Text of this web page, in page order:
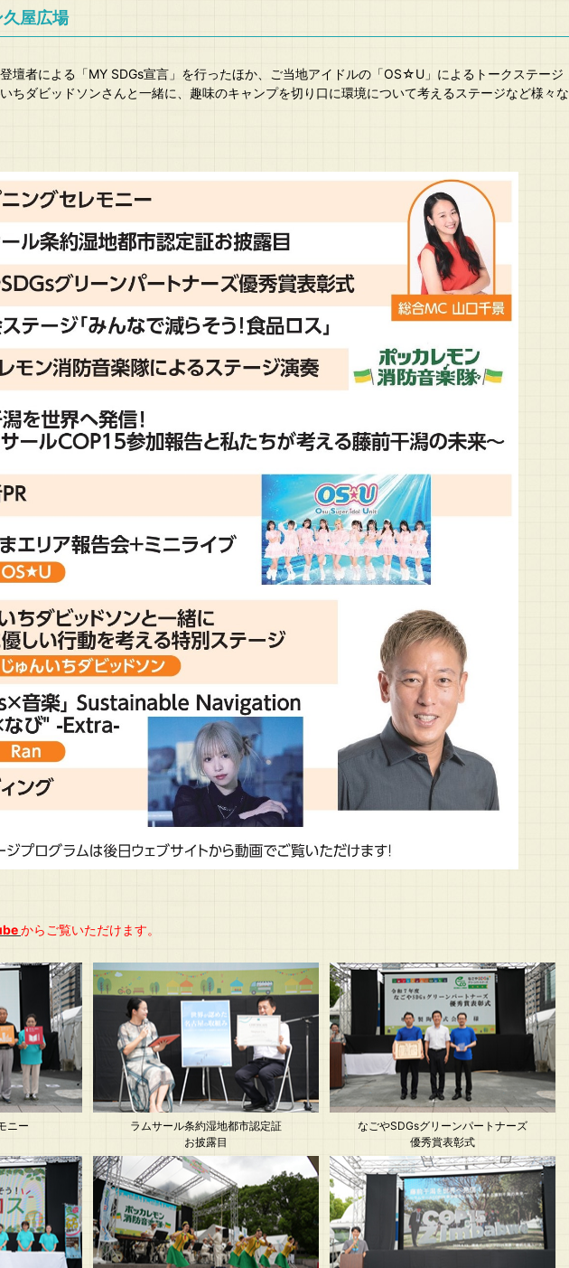
屋広場
壇者による「MY SDGs宣言」を行ったほか、ご当地アイドルの「OS☆U」によるトークステージ
ちダビッドソンさんと一緒に、趣味のキャンプを切り口に環境について考えるステージなど様々な
からご覧いただけます。
ニー
ラムサール条約湿地都市認定証
お披露目
なごやSDGsグリーンパートナーズ
優秀賞表彰式